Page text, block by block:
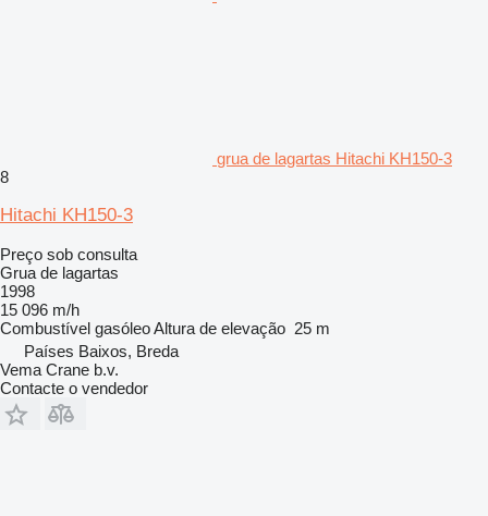
grua de lagartas Hitachi KH150-3
8
Hitachi KH150-3
Preço sob consulta
Grua de lagartas
1998
15 096 m/h
Combustível gasóleoAltura de elevação 25 m
Países Baixos, Breda
Vema Crane b.v.
Contacte o vendedor